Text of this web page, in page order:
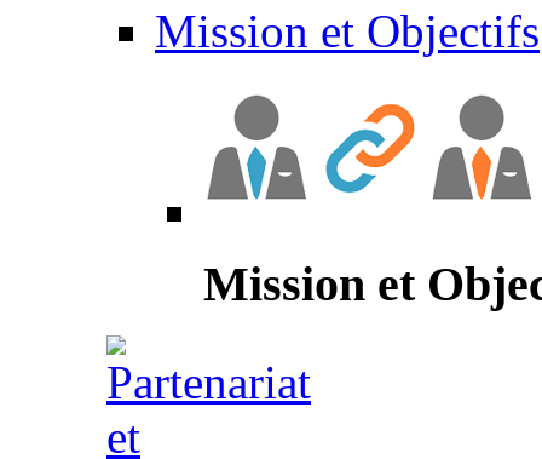
Mission et Objectifs
Mission et